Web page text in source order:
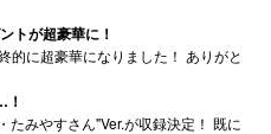
トが超豪華に！
に超豪華になりました！ ありがと
みやすさん"Ver.が収録決定！ 既に